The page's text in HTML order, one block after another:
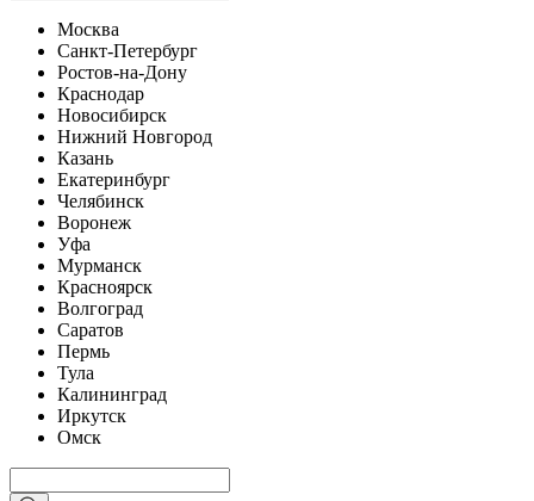
Москва
Санкт-Петербург
Ростов-на-Дону
Краснодар
Новосибирск
Нижний Новгород
Казань
Екатеринбург
Челябинск
Воронеж
Уфа
Мурманск
Красноярск
Волгоград
Саратов
Пермь
Тула
Калининград
Иркутск
Омск